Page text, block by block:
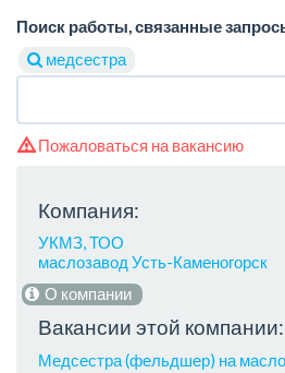
Поиск работы, связанные
медсестра
Пожаловаться на вакансию
Компания:
УКМЗ, ТОО
маслозавод Усть-Каменогорск
О компании
Вакансии этой компании:
Медсестра (фельдшер) на